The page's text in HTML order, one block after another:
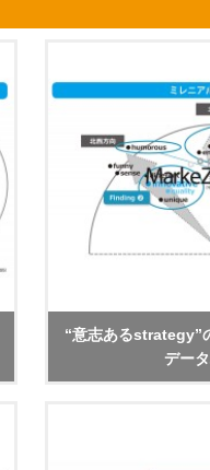
“意志あるstrategy”
デー